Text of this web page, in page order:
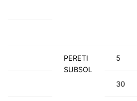
PERETI
SUBSOL
5
30